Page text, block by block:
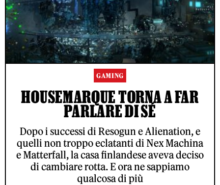
GAMING
HOUSEMARQUE TORNA A FAR
PARLARE DI SÉ
Dopo i successi di Resogun e Alienation, e
quelli non troppo eclatanti di Nex Machina
e Matterfall, la casa finlandese aveva deciso
di cambiare rotta. E ora ne sappiamo
qualcosa di più